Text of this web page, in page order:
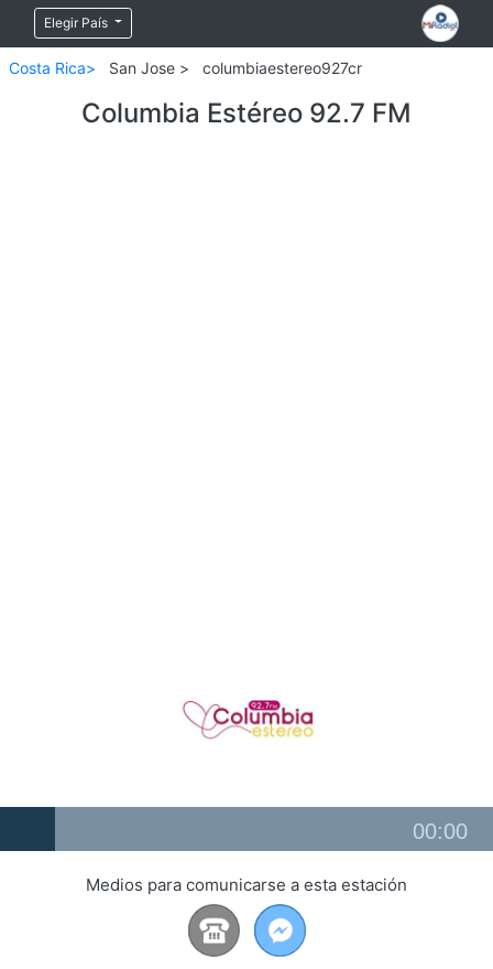
Elegir País
Costa Rica> San Jose > columbiaestereo927cr
Columbia Estéreo 92.7 FM
Player
00:00
Medios para comunicarse a esta estación